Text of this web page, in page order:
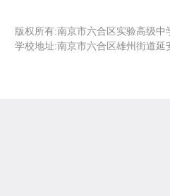
版权所有:南京市六合区实验高级中
学校地址:南京市六合区雄州街道